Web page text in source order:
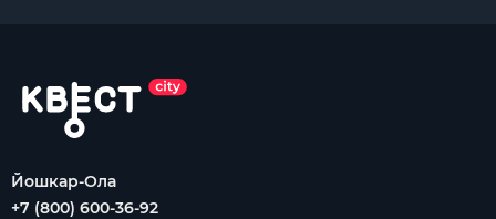
Йошкар-Ола
+7 (800) 600-36-92